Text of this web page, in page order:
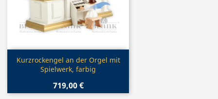
Vorschau
Kurzrockengel an der Orgel mit
Spielwerk, farbig
719,00 €